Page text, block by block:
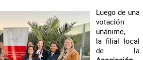
Luego de una
votación
unánime,
la filial local
de la